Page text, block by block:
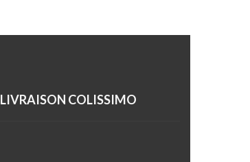
LIVRAISON COLISSIMO